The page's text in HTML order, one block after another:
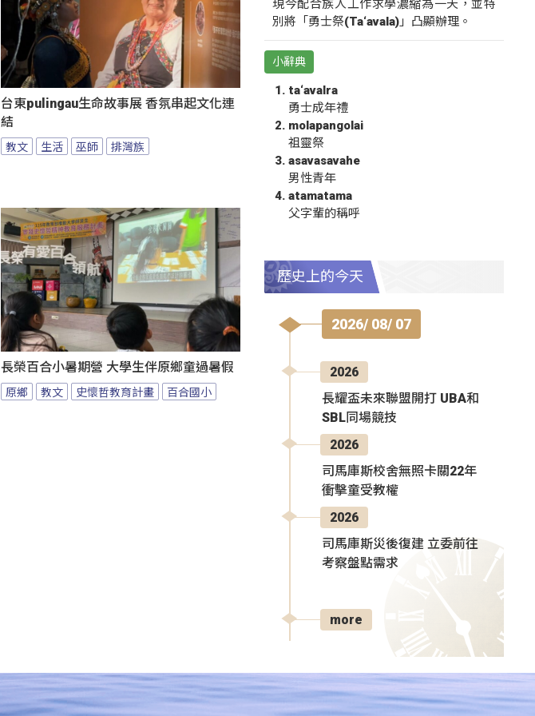
台東pulingau生命故事展 香氛串起文化連
結
教文 生活 巫師 排灣族
長榮百合小暑期營 大學生伴原鄉童過暑假
原鄉 教文 史懷哲教育計畫 百合國小
現今配合族人工作求學濃縮為一天，並特
別將「勇士祭(Ta‘avala)」凸顯辦理。
小辭典
ta‘avalra
勇士成年禮
molapangolai
祖靈祭
asavasavahe
男性青年
atamatama
父字輩的稱呼
歷史上的今天
2026/ 08/ 07
2026
長耀盃未來聯盟開打 UBA和
SBL同場競技
2026
司馬庫斯校舍無照卡關22年
衝擊童受教權
2026
司馬庫斯災後復建 立委前往
考察盤點需求
more